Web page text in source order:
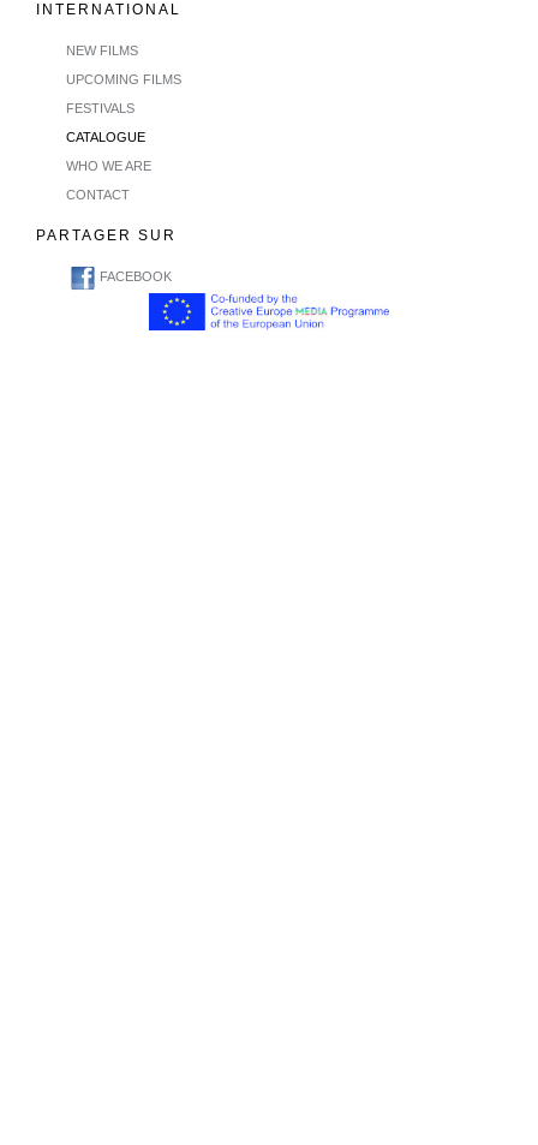
INTERNATIONAL
NEW FILMS
UPCOMING FILMS
FESTIVALS
CATALOGUE
WHO WE ARE
CONTACT
PARTAGER SUR
FACEBOOK